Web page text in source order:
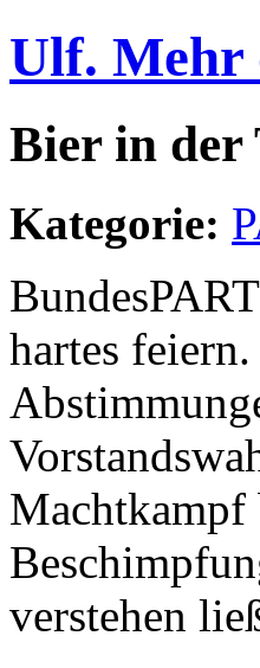
Ulf. Mehr
Bier in der
Kategorie:
hartes
Machtkampf
verstehen